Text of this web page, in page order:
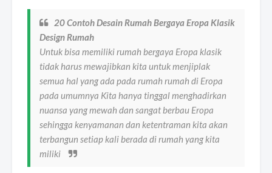
20 Contoh Desain Rumah Bergaya Eropa Klasik
Design Rumah
Untuk bisa memiliki rumah bergaya Eropa klasik
tidak harus mewajibkan kita untuk menjiplak
semua hal yang ada pada rumah rumah di Eropa
pada umumnya Kita hanya tinggal menghadirkan
nuansa yang mewah dan sangat berbau Eropa
sehingga kenyamanan dan ketentraman kita akan
terbangun setiap kali berada di rumah yang kita
miliki